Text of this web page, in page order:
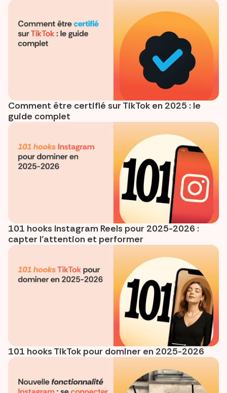
Comment être certifié sur TikTok en 2025 : le
guide complet
101 hooks Instagram Reels pour 2025-2026 :
capter l’attention et performer
101 hooks TikTok pour dominer en 2025-2026